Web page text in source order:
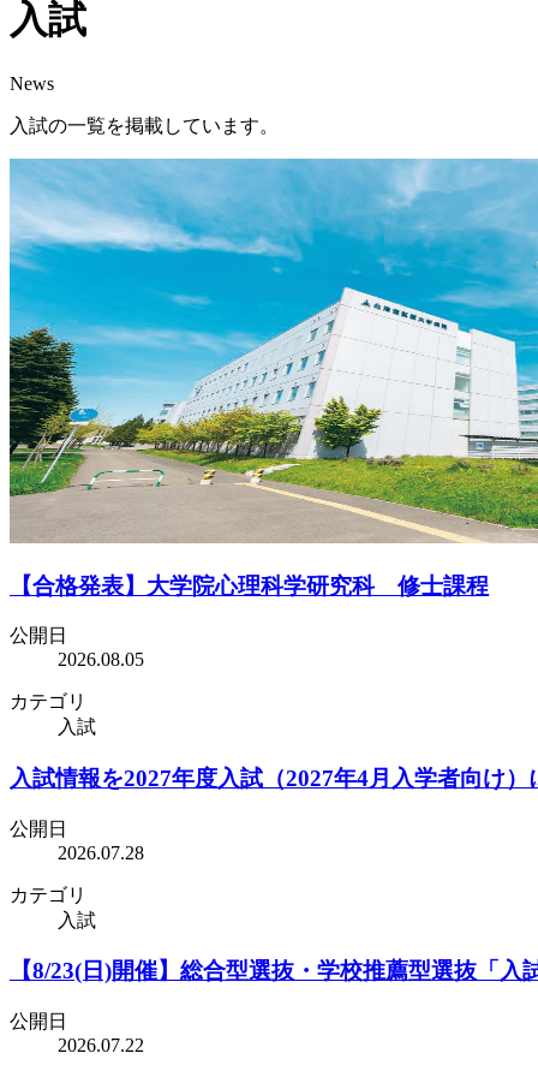
入試
News
入試の一覧を掲載しています。
【合格発表】大学院心理科学研究科 修士課程
公開日
2026.08.05
カテゴリ
入試
入試情報を2027年度入試（2027年4月入学者向け
公開日
2026.07.28
カテゴリ
入試
【8/23(日)開催】総合型選抜・学校推薦型選抜「入
公開日
2026.07.22